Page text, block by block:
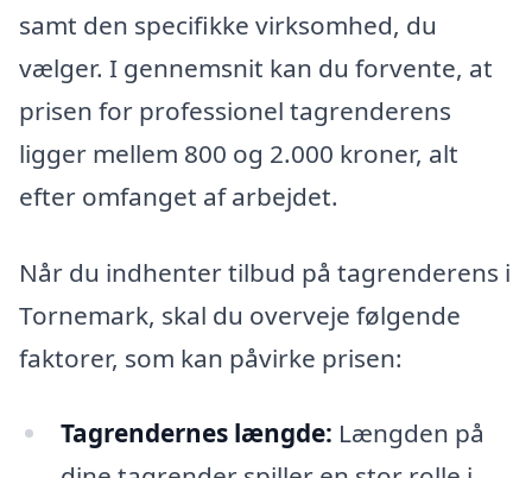
samt den specifikke virksomhed, du
vælger. I gennemsnit kan du forvente, at
prisen for professionel tagrenderens
ligger mellem 800 og 2.000 kroner, alt
efter omfanget af arbejdet.
Når du indhenter tilbud på tagrenderens i
Tornemark, skal du overveje følgende
faktorer, som kan påvirke prisen:
Tagrendernes længde: Længden på